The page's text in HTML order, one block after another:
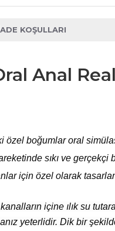
KOŞULLARI
Anal
özel boğumlar oral
sıkı ve gerçekçi
için özel olarak
içine ılık su
yeterlidir. Dik bir